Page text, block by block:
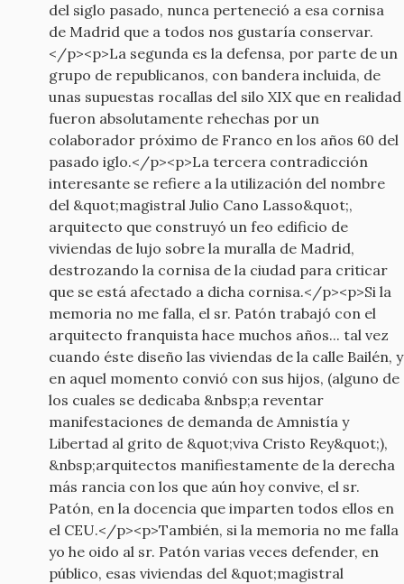
del siglo pasado, nunca perteneció a esa cornisa
de Madrid que a todos nos gustaría conservar.
</p><p>La segunda es la defensa, por parte de un
grupo de republicanos, con bandera incluida, de
unas supuestas rocallas del silo XIX que en realidad
fueron absolutamente rehechas por un
colaborador próximo de Franco en los años 60 del
pasado iglo.</p><p>La tercera contradicción
interesante se refiere a la utilización del nombre
del &quot;magistral Julio Cano Lasso&quot;,
arquitecto que construyó un feo edificio de
viviendas de lujo sobre la muralla de Madrid,
destrozando la cornisa de la ciudad para criticar
que se está afectado a dicha cornisa.</p><p>Si la
memoria no me falla, el sr. Patón trabajó con el
arquitecto franquista hace muchos años... tal vez
cuando éste diseño las viviendas de la calle Bailén, y
en aquel momento convió con sus hijos, (alguno de
los cuales se dedicaba &nbsp;a reventar
manifestaciones de demanda de Amnistía y
Libertad al grito de &quot;viva Cristo Rey&quot;),
&nbsp;arquitectos manifiestamente de la derecha
más rancia con los que aún hoy convive, el sr.
Patón, en la docencia que imparten todos ellos en
el CEU.</p><p>También, si la memoria no me falla
yo he oido al sr. Patón varias veces defender, en
público, esas viviendas del &quot;magistral